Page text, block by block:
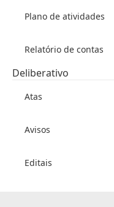
Plano de atividades
Relatório de contas
Deliberativo
Atas
Avisos
Editais